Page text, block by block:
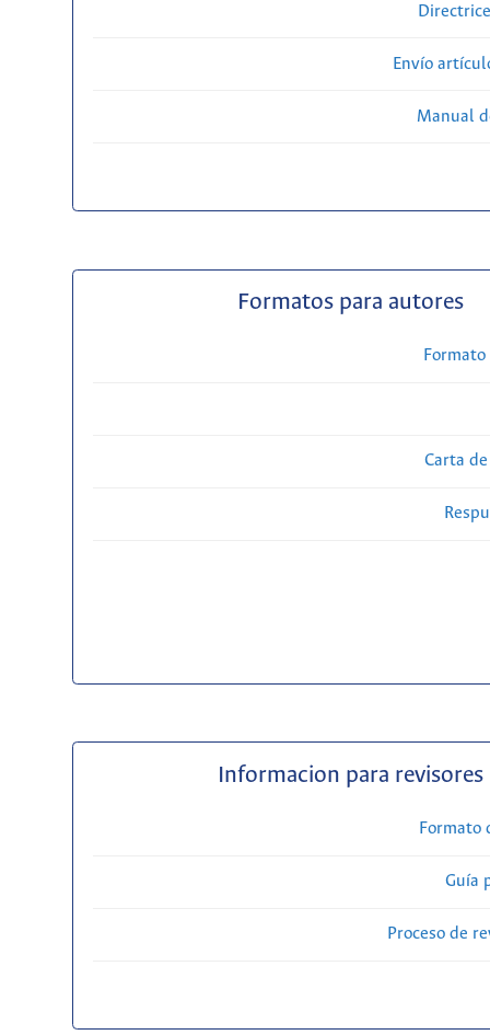
Envío
Manual
Formatos para autores
Carta
Informacion para revisores
Formato
Guía
Proceso de